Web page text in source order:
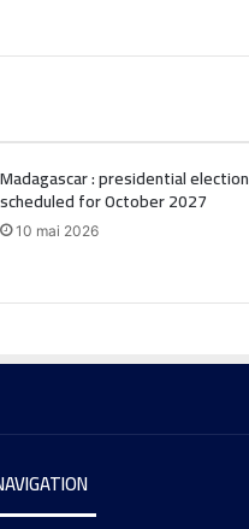
Madagascar : presidential election
scheduled for October 2027
10 mai 2026